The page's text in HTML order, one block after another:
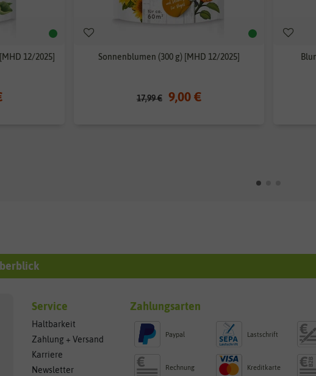
12/2025] Sonnenblumen (300 g) [MHD 12/2025]
17,99 € 9,00 €
Service
Haltbarkeit
Zahlung + Versand
Karriere
Newsletter
Zahlungsarten
Paypal Lastschrift
Rechnung Kreditkarte